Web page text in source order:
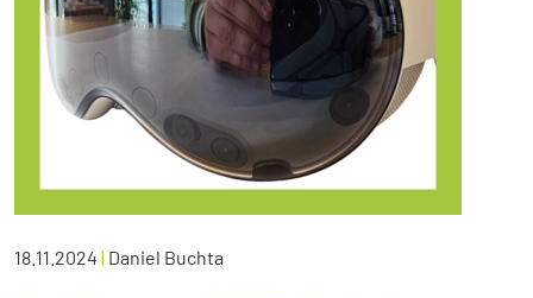
18.11.2024 | Daniel Buchta